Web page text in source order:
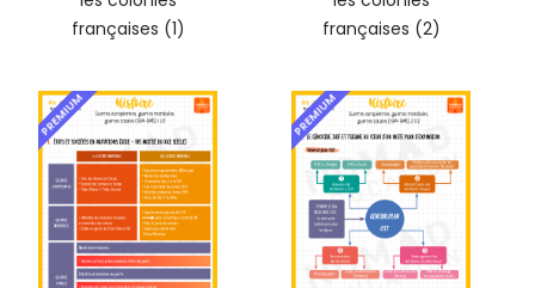
françaises (1)
françaises (2)
PREMIUM PREMIUM